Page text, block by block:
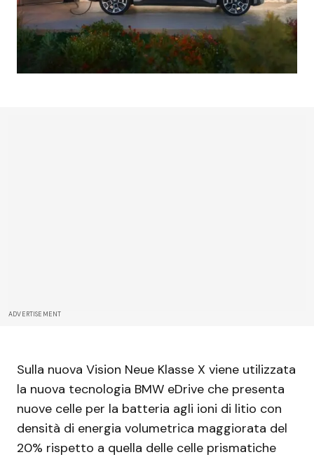
ADVERTISEMENT
Sulla nuova Vision Neue Klasse X viene utilizzata
la nuova tecnologia BMW eDrive che presenta
nuove celle per la batteria agli ioni di litio con
densità di energia volumetrica maggiorata del
20% rispetto a quella delle celle prismatiche